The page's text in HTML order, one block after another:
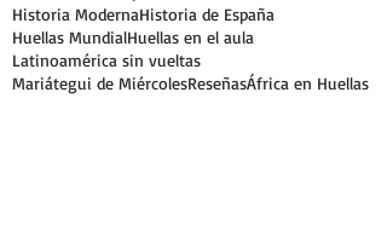
Historia ModernaHistoria de España
Huellas MundialHuellas en el aula
Latinoamérica sin vueltas
Mariátegui de MiércolesReseñasÁfrica en Huellas